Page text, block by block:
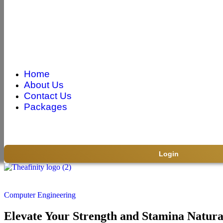
Home
About Us
Contact Us
Packages
Login
Computer Engineering
Elevate Your Strength and Stamina